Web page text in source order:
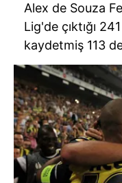
Alex de Souza
Lig'de çıktığı
kaydetmiş 113